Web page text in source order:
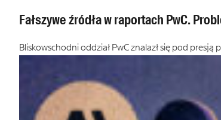
Fałszywe źródła w raportach PwC.
Bliskowschodni oddział PwC znalazł się pod